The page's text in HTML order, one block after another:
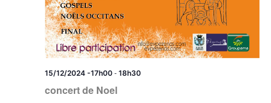
concert de Noel
15/12/2024 -17h00- 18h30